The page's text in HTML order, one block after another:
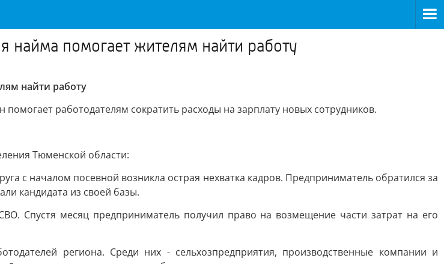
найма помогает жителям найти работу
найти работу
работодателям сократить расходы на зарплату новых сотрудников.
Тюменской области:
с началом посевной возникла острая нехватка кадров. Предприниматель обратился за
кандидата из своей базы.
Спустя месяц предприниматель получил право на возмещение части затрат на его
региона. Среди них - сельхозпредприятия, производственные компании и